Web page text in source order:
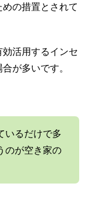
の措置とされて
活用するインセ
が多いです。
いるだけで多
のが空き家の